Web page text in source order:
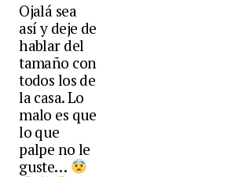
Ojalá sea
así y deje de
hablar del
tamaño con
todos los de
la casa. Lo
malo es que
lo que
palpe no le
guste…